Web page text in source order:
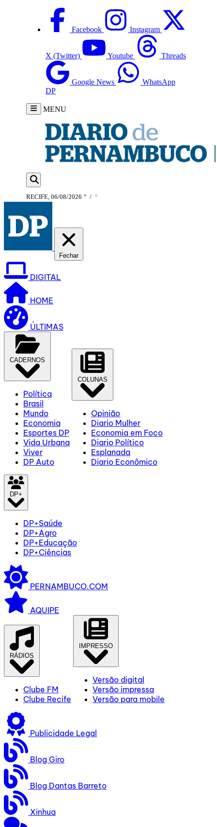
Facebook Instagram
X (Twitter) Youtube Threads
Google News
WhatsApp
DP
MENU
RECIFE, 06/08/2026 ° / °
Fechar
DIGITAL
HOME
ÚLTIMAS
CADERNOS
Política
Brasil
Mundo
Economia
Esportes DP
Vida Urbana
Viver
DP Auto
COLUNAS
Opinião
Diario Mulher
Economia em Foco
Diario Político
Esplanada
Diario Econômico
DP+
DP+Saúde
DP+Agro
DP+Educação
DP+Ciências
PERNAMBUCO.COM
AQUIPE
RÁDIOS
Clube FM
Clube Recife
IMPRESSO
Versão digital
Versão impressa
Versão para mobile
Publicidade Legal
Blog Giro
Blog Dantas Barreto
Xinhua